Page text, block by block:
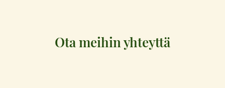
Ota meihin yhteyttä